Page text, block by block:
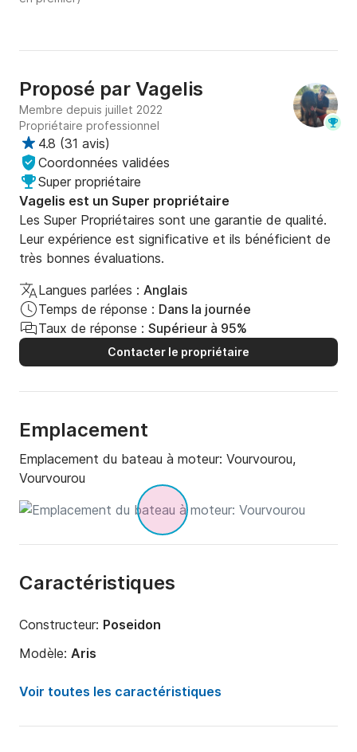
Proposé par Vagelis
Membre depuis juillet 2022
Propriétaire professionnel
4.8 (31 avis)
Coordonnées validées
Super propriétaire
Vagelis est un Super propriétaire
Les Super Propriétaires sont une garantie de qualité.
Leur expérience est significative et ils bénéficient de
très bonnes évaluations.
Langues parlées : Anglais
Temps de réponse : Dans la journée
Taux de réponse : Supérieur à 95%
Contacter le propriétaire
Emplacement
Emplacement du bateau à moteur: Vourvourou,
Vourvourou
Caractéristiques
Constructeur: Poseidon
Modèle: Aris
Puissance moteur:
60cv
Voir toutes les caractéristiques